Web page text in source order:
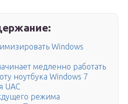
Windows
медленно работать
ноутбука Windows 7
UAC
режима